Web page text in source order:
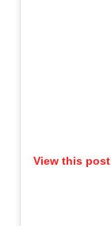
View this